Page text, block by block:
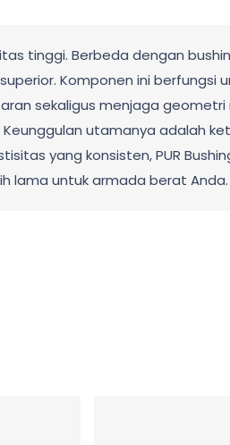
tinggi. Berbeda dengan
Komponen ini berfungsi
sekaligus menjaga
Keunggulan utamanya adalah
yang konsisten, PUR
lama untuk armada berat Anda.